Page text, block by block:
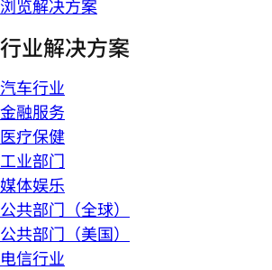
浏览解决方案
行业解决方案
汽车行业
金融服务
医疗保健
工业部门
媒体娱乐
公共部门（全球）
公共部门（美国）
电信行业